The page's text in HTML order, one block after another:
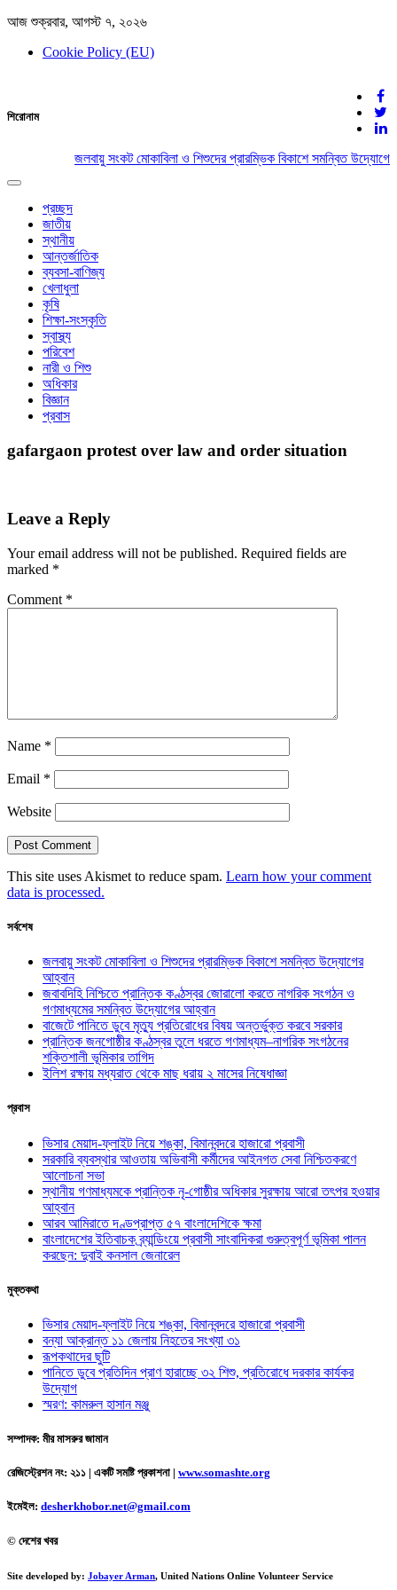
আজ শুক্রবার, আগস্ট ৭, ২০২৬
Cookie Policy (EU)
দেশের খবর
যুক্ত থাকুন দেশের সঙ্গে
শিরোনাম
জলবায়ু সংকট মোকাবিলা ও শিশুদের প্রারম্ভিক বিকাশে সমন্বিত উদ্যোগের
Toggle
navigation
প্রচ্ছদ
জাতীয়
স্থানীয়
আন্তর্জাতিক
ব্যবসা-বাণিজ্য
খেলাধুলা
কৃষি
শিক্ষা-সংস্কৃতি
স্বাস্থ্য
পরিবেশ
নারী ও শিশু
অধিকার
বিজ্ঞান
প্রবাস
gafargaon protest over law and order situation
Leave a Reply
Your email address will not be published. Required fields are
marked *
Comment *
Name *
Email *
Website
This site uses Akismet to reduce spam. Learn how your comment
data is processed.
সর্বশেষ
জলবায়ু সংকট মোকাবিলা ও শিশুদের প্রারম্ভিক বিকাশে সমন্বিত উদ্যোগের
আহ্বান
জবাবদিহি নিশ্চিতে প্রান্তিক কণ্ঠস্বর জোরালো করতে নাগরিক সংগঠন ও
গণমাধ্যমের সমন্বিত উদ্যোগের আহ্বান
বাজেটে পানিতে ডুবে মৃত্যু প্রতিরোধের বিষয় অন্তর্ভুক্ত করবে সরকার
প্রান্তিক জনগোষ্ঠীর কণ্ঠস্বর তুলে ধরতে গণমাধ্যম–নাগরিক সংগঠনের
শক্তিশালী ভূমিকার তাগিদ
ইলিশ রক্ষায় মধ্যরাত থেকে মাছ ধরায় ২ মাসের নিষেধাজ্ঞা
প্রবাস
ভিসার মেয়াদ-ফ্লাইট নিয়ে শঙ্কা, বিমানবন্দরে হাজারো প্রবাসী
সরকারি ব্যবস্থার আওতায় অভিবাসী কর্মীদের আইনগত সেবা নিশ্চিতকরণে
আলোচনা সভা
স্থানীয় গণমাধ্যমকে প্রান্তিক নৃ-গোষ্ঠীর অধিকার সুরক্ষায় আরো তৎপর হওয়ার
আহ্বান
আরব আমিরাতে দণ্ডপ্রাপ্ত ৫৭ বাংলাদেশিকে ক্ষমা
বাংলাদেশের ইতিবাচক ব্র্যান্ডিংয়ে প্রবাসী সাংবাদিকরা গুরুত্বপূর্ণ ভূমিকা পালন
করছেন: দুবাই কনসাল জেনারেল
মুক্তকথা
ভিসার মেয়াদ-ফ্লাইট নিয়ে শঙ্কা, বিমানবন্দরে হাজারো প্রবাসী
বন্যা আক্রান্ত ১১ জেলায় নিহতের সংখ্যা ৩১
রূপকথাদের ছুটি
পানিতে ডুবে প্রতিদিন প্রাণ হারাচ্ছে ৩২ শিশু, প্রতিরোধে দরকার কার্যকর
উদ্যোগ
স্মরণ: কামরুল হাসান মঞ্জু
সম্পাদক: মীর মাসরুর জামান
রেজিস্ট্রেশন নং: ২১১ | একটি সমষ্টি প্রকাশনা | www.somashte.org
ইমেইল: desherkhobor.net@gmail.com
© দেশের খবর
Site developed by: Jobayer Arman, United Nations Online Volunteer Service